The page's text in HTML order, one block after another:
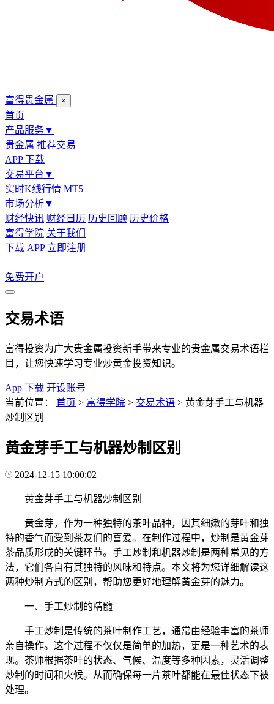
富得贵金属 ×
首页
产品服务▼
贵金属 推荐交易
APP 下载
交易平台 ▼
实时K线行情 MT5
市场分析▼
财经快讯 财经日历 历史回顾 历史价格
富得学院 关于我们
下载 APP 立即注册
免费开户
交易术语
富得投资为广大贵金属投资新手带来专业的贵金属交易术语栏
目，让您快速学习专业炒黄金投资知识。
App 下载 开设账号
当前位置：
首页 > 富得学院 > 交易术语 > 黄金芽手工与机器
炒制区别
黄金芽手工与机器炒制区别
2024-12-15 10:00:02
黄金芽手工与机器炒制区别
黄金芽，作为一种独特的茶叶品种，因其细嫩的芽叶和独
特的香气而受到茶友们的喜爱。在制作过程中，炒制是黄金芽
茶品质形成的关键环节。手工炒制和机器炒制是两种常见的方
法，它们各自有其独特的风味和特点。本文将为您详细解读这
两种炒制方式的区别，帮助您更好地理解黄金芽的魅力。
一、手工炒制的精髓
手工炒制是传统的茶叶制作工艺，通常由经验丰富的茶师
亲自操作。这个过程不仅仅是简单的加热，更是一种艺术的表
现。茶师根据茶叶的状态、气候、温度等多种因素，灵活调整
炒制的时间和火候。从而确保每一片茶叶都能在最佳状态下被
处理。